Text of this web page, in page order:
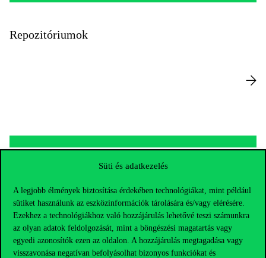
Süti és adatkezelés
A legjobb élmények biztosítása érdekében technológiákat, mint például
sütiket használunk az eszközinformációk tárolására és/vagy elérésére.
Ezekhez a technológiákhoz való hozzájárulás lehetővé teszi számunkra
az olyan adatok feldolgozását, mint a böngészési magatartás vagy
egyedi azonosítók ezen az oldalon. A hozzájárulás megtagadása vagy
visszavonása negatívan befolyásolhat bizonyos funkciókat és
Repozitóriumok